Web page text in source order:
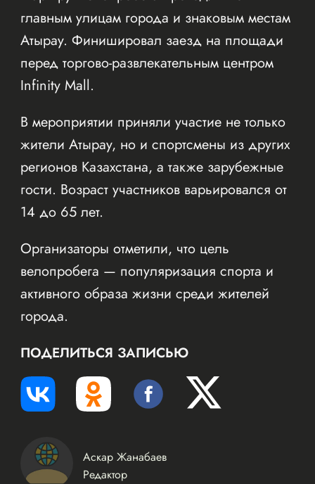
главным улицам города и знаковым местам
Атырау. Финишировал заезд на площади
перед торгово-развлекательным центром
Infinity Mall.
В мероприятии приняли участие не только
жители Атырау, но и спортсмены из других
регионов Казахстана, а также зарубежные
гости. Возраст участников варьировался от
14 до 65 лет.
Организаторы отметили, что цель
велопробега — популяризация спорта и
активного образа жизни среди жителей
города.
ПОДЕЛИТЬСЯ ЗАПИСЬЮ
Аскар Жанабаев
Редактор